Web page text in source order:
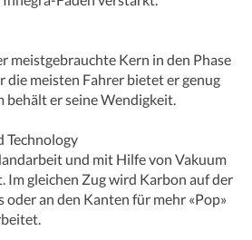
meistgebrauchte Kern in den Phase
die meisten Fahrer bietet er genug
er seine Wendigkeit.
Technology
und mit Hilfe von Vakuum
Im gleichen Zug wird Karbon auf der
an den Kanten für mehr «Pop»